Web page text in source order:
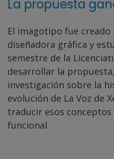
La propuesta
El imagotipo fue creado
diseñadora gráfica y
semestre de la
desarrollar la
investigación sobre la
evolución de La Voz de
traducir esos
funcional.